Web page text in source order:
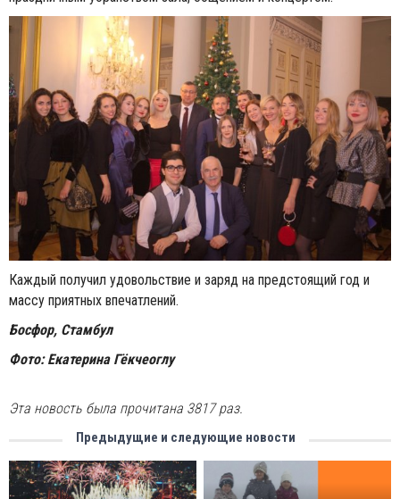
Каждый получил удовольствие и заряд на предстоящий год и
массу приятных впечатлений.
Босфор, Стамбул
Фото: Екатерина Гёкчеоглу
Эта новость была прочитана 3817 раз.
Предыдущие и следующие новости